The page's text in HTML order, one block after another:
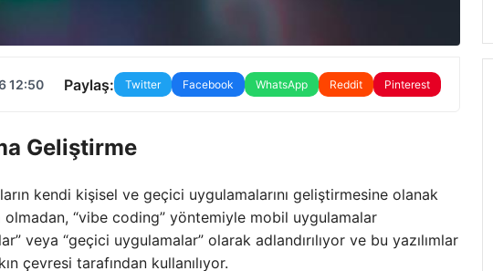
12:50 Paylaş: Twitter Facebook WhatsApp Reddit Pinterest
Geliştirme
kendi kişisel ve geçici uygulamalarını geliştirmesine olanak
olmadan, “vibe coding” yöntemiyle mobil uygulamalar
veya “geçici uygulamalar” olarak adlandırılıyor ve bu yazılımlar
çevresi tarafından kullanılıyor.